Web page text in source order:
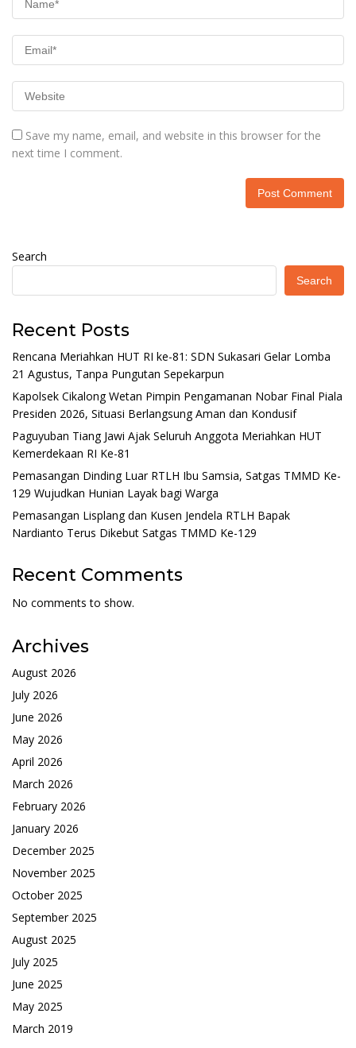
Save my name, email, and website in this browser for the
next time I comment.
Search
Search
Recent Posts
Rencana Meriahkan HUT RI ke-81: SDN Sukasari Gelar Lomba
21 Agustus, Tanpa Pungutan Sepekarpun
Kapolsek Cikalong Wetan Pimpin Pengamanan Nobar Final Piala
Presiden 2026, Situasi Berlangsung Aman dan Kondusif
Paguyuban Tiang Jawi Ajak Seluruh Anggota Meriahkan HUT
Kemerdekaan RI Ke-81
Pemasangan Dinding Luar RTLH Ibu Samsia, Satgas TMMD Ke-
129 Wujudkan Hunian Layak bagi Warga
Pemasangan Lisplang dan Kusen Jendela RTLH Bapak
Nardianto Terus Dikebut Satgas TMMD Ke-129
Recent Comments
No comments to show.
Archives
August 2026
July 2026
June 2026
May 2026
April 2026
March 2026
February 2026
January 2026
December 2025
November 2025
October 2025
September 2025
August 2025
July 2025
June 2025
May 2025
March 2019